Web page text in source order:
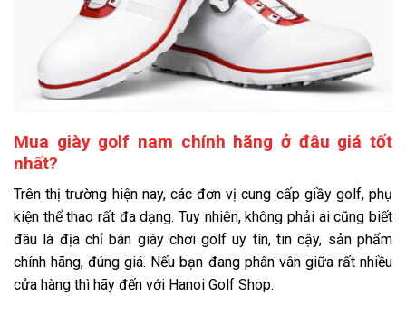
Mua giày golf nam chính hãng ở đâu giá tốt
nhất?
Trên thị trường hiện nay, các đơn vị cung cấp giầy golf, phụ
kiện thể thao rất đa dạng. Tuy nhiên, không phải ai cũng biết
đâu là địa chỉ bán giày chơi golf uy tín, tin cậy, sản phẩm
chính hãng, đúng giá. Nếu bạn đang phân vân giữa rất nhiều
cửa hàng thì hãy đến với Hanoi Golf Shop.